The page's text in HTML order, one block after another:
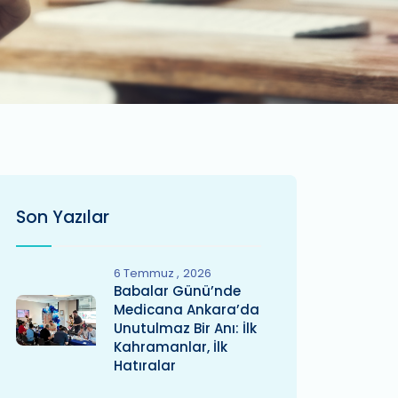
Son Yazılar
6 Temmuz 2026
Babalar Günü’nde
Medicana Ankara’da
Unutulmaz Bir Anı: İlk
Kahramanlar, İlk
Hatıralar